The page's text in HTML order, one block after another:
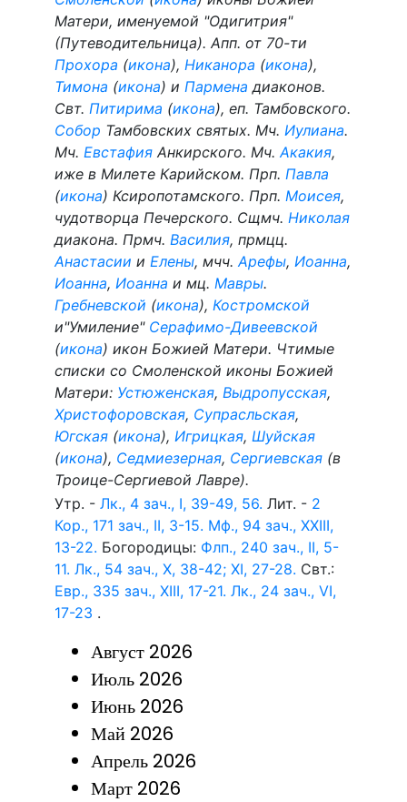
Матери, именуемой "Одигитрия"
(Путеводительница). Апп. от 70-ти
Прохора (икона), Никанора (икона),
Тимона (икона) и Пармена диаконов.
Свт. Питирима (икона), еп. Тамбовского.
Собор Тамбовских святых. Мч. Иулиана.
Мч. ЕвстафияАнкирского. Мч.Акакия,
иже в Милете Карийском. Прп. Павла
(икона) Ксиропотамского. Прп. Моисея,
чудотворца Печерского. Сщмч. Николая
диакона. Прмч. Василия, прмцц.
Анастасии и Елены, мчч.Арефы, Иоанна,
Иоанна, Иоанна и мц. Мавры.
Гребневской (икона), Костромской
и"Умиление" Серафимо-Дивеевской
(икона) икон Божией Матери. Чтимые
списки со Смоленской иконы Божией
Матери: Устюженская, Выдропусская,
Христофоровская, Супрасльская,
Югская(икона), Игрицкая, Шуйская
(икона), Седмиезерная, Сергиевская(в
Троице-Сергиевой Лавре).
Утр. - Лк., 4 зач., I, 39-49, 56. Лит. - 2
Кор., 171 зач., II, 3-15. Мф., 94 зач., XXIII,
13-22. Богородицы: Флп., 240 зач., II, 5-
11. Лк., 54 зач., X, 38-42; XI, 27-28. Свт.:
Евр., 335 зач., XIII, 17-21. Лк., 24 зач., VI,
17-23 .
Август 2026
Июль 2026
Июнь 2026
Май 2026
Апрель 2026
Март 2026